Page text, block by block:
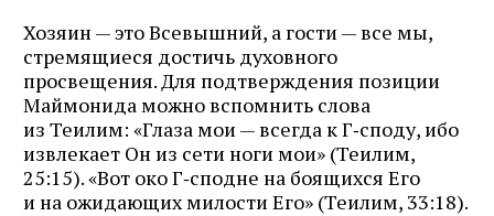
Хозяин — это Всевышний, а гости — все мы,
стремящиеся достичь духовного
просвещения. Для подтверждения позиции
Маймонида можно вспомнить слова
из Теилим: «Глаза мои — всегда к Г‑споду, ибо
извлекает Он из сети ноги мои» (Теилим,
25:15). «Вот око Г‑сподне на боящихся Его
и на ожидающих милости Его» (Теилим, 33:18).